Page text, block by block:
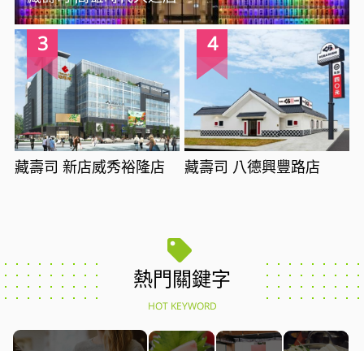
3
藏壽司 新店威秀裕隆店
4
藏壽司 八德興豐路店
熱門關鍵字
HOT KEYWORD